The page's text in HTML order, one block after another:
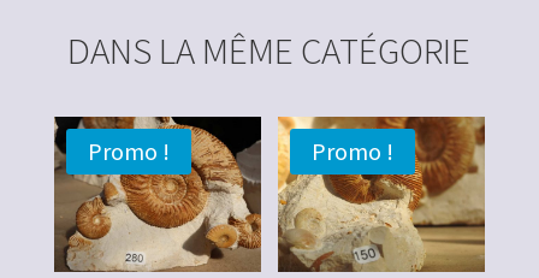
DANS LA MÊME CATÉGORIE
Promo ! Promo !